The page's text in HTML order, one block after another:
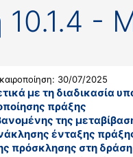
-
30/07/2025
με τη διαδικασία
πράξης
της
ένταξης
πρόσκλησης στη δράση